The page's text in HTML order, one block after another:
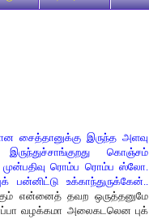
சைத்தானுக்கு இருந்த அளவு
கொஞ்சம்
ரொம்ப ரொம்ப ஸ்லோ.
பன்னிட்டு உக்காந்துருக்கேன்..
என்னைத் தவற ஒருத்தனுமே
வழக்கமா அலைகடலென புக்